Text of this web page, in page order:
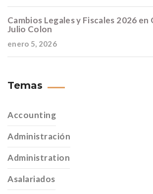
Cambios Legales y Fiscales 2026 en
Julio Colon
enero 5, 2026
Temas
Accounting
Administración
Administration
Asalariados